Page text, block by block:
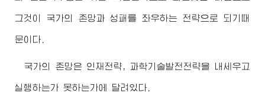
그것이 국가의 존망과 성패를 좌우하는 전략으로 되기때
문이다.
국가의 존망은 인재전략, 과학기술발전전략을 내세우고
실행하는가 못하는가에 달려있다.